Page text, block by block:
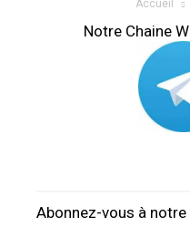
Accueil
Notre Chaine
Abonnez-vous à